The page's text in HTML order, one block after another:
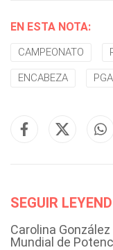
EN ESTA NOTA:
CAMPEONATO
ENCABEZA PGA
SEGUIR
Carolina
Mundial de